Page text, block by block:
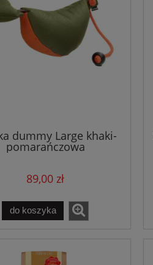
dummy Large khaki-
pomarańczowa
89,00 zł
do koszyka